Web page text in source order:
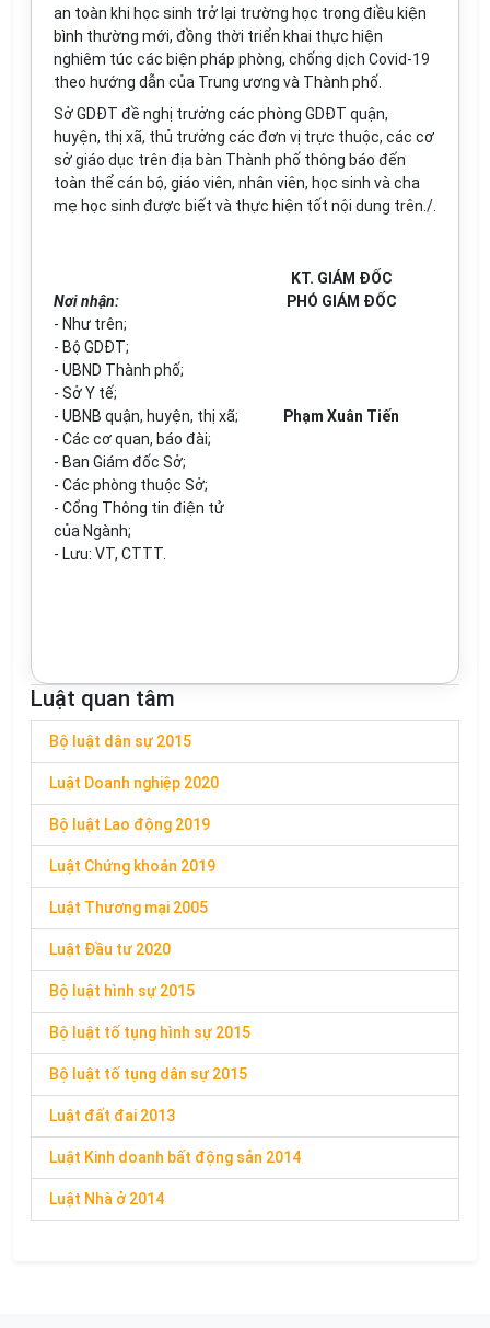
an toàn khi học sinh trở lại trường học trong điều kiện
bình thường mới, đồng thời triển khai thực hiện
nghiêm túc các biện pháp phòng, chống dịch Covid-19
theo hướng dẫn của Trung ương và Thành phố
Sở GDĐT đề nghị trưởng các phòng GDĐT quận,
huyện, thị xã, thủ trưởng các đơn vị trực thuộc, các cơ
sở giáo dục trên địa bàn Thành phố thông báo đến
toàn thểcán bộ, giáo viên, nhân viên, học sinh và cha
mẹ học sinh được biết và thực hiện tốt nội dung trên./.
Nơi nhận:
- Như trên;
- Bộ GDĐT;
- UBN D Thành phố;
- SởY tế;
- UBNB quận, huyện, thị xã;
- Các cơ quan, báo đài;
- Ban Giám đốc Sở;
- Các phòng thuộc Sở;
- Cổng Thông tin điện tử
của Ngành;
- Lưu: VT, CTTT.
KT. GIÁM ĐỐC
PHÓ GIÁM ĐỐC
Phạm Xuân Tiến
Luật quan tâm
Bộ luật dân sự 2015
Luật Doanh nghiệp 2020
Bộ luật Lao động 2019
Luật Chứng khoán 2019
Luật Thương mại 2005
Luật Đầu tư 2020
Bộ luật hình sự 2015
Bộ luật tố tụng hình sự 2015
Bộ luật tố tụng dân sự 2015
Luật đất đai 2013
Luật Kinh doanh bất động sản 2014
Luật Nhà ở 2014